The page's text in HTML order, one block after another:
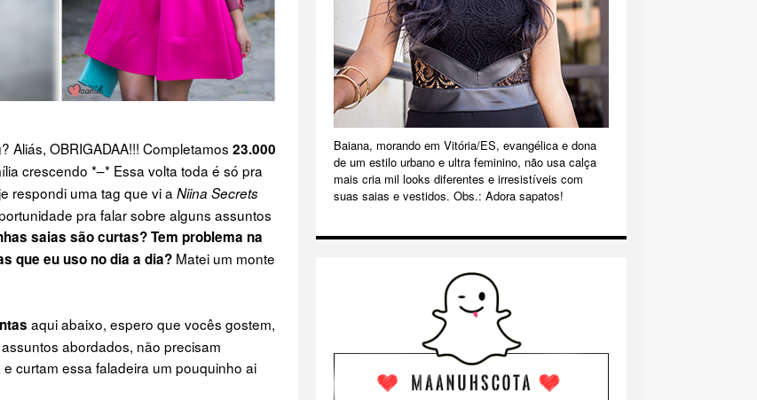
Aliás, OBRIGADAA!!! Completamos 23.000
crescendo *–* Essa volta toda é só pra
respondi uma tag que vi a Niina Secrets
pra falar sobre alguns assuntos
saias são curtas? Tem problema na
que eu uso no dia a dia? Matei um monte
aqui abaixo, espero que vocês gostem,
abordados, não precisam
curtam essa faladeira um pouquinho ai
Baiana, morando em Vitória/ES, evangélica e dona
de um estilo urbano e ultra feminino, não usa calça
mais cria mil looks diferentes e irresistíveis com
suas saias e vestidos. Obs.: Adora sapatos!